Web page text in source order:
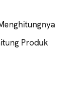
Produk